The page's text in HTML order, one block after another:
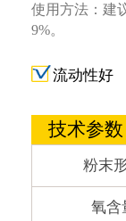
使用方法：建
9%。
流动性好
技术参数
粉末
氧含